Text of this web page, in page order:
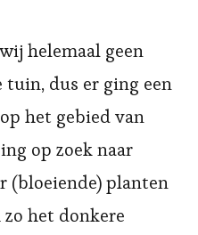
helemaal geen
dus er ging een
het gebied van
op zoek naar
(bloeiende) planten
het donkere